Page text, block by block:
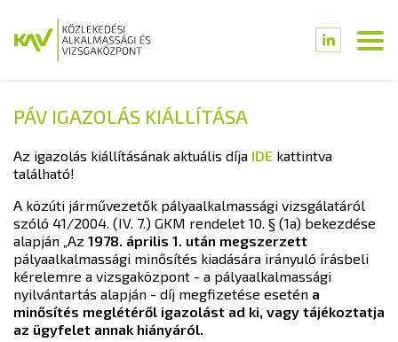
PÁV IGAZOLÁS KIÁLLÍTÁSA
Az igazolás kiállításának aktuális díja IDE kattintva
található!
A közúti járművezetők pályaalkalmassági vizsgálatáról
szóló 41/2004. (IV. 7.) GKM rendelet 10. § (1a) bekezdése
alapján „Az 1978. április 1. után megszerzett
pályaalkalmassági minősítés kiadására irányuló írásbeli
kérelemre a vizsgaközpont - a pályaalkalmassági
nyilvántartás alapján - díj megfizetése esetén a
minősítés meglétéről igazolást ad ki, vagy tájékoztatja
az ügyfelet annak hiányáról.